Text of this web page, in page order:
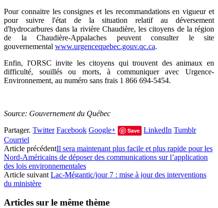
Pour connaitre les consignes et les recommandations en vigueur et
pour suivre l'état de la situation relatif au déversement
d'hydrocarbures dans la rivière Chaudière, les citoyens de la région
de la Chaudière-Appalaches peuvent consulter le site
gouvernemental www.urgencequebec.gouv.qc.ca.
Enfin, l'ORSC invite les citoyens qui trouvent des animaux en
difficulté, souillés ou morts, à communiquer avec Urgence-
Environnement, au numéro sans frais 1 866 694-5454.
Source: Gouvernement du Québec
Partager. Twitter Facebook Google+ Save LinkedIn Tumblr
Courriel
Article précédentIl sera maintenant plus facile et plus rapide pour les
Nord-Américains de déposer des communications sur l’application
des lois environnementales
Article suivant Lac-Mégantic/jour 7 : mise à jour des interventions
du ministère
Articles sur le même thème